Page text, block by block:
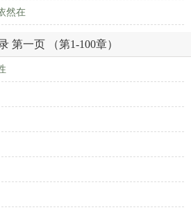
然在
第一页 （第1-100章）